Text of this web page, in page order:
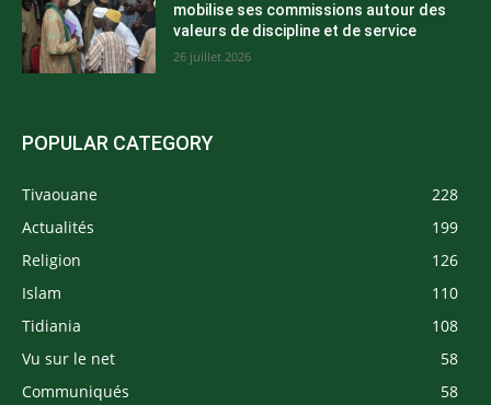
mobilise ses commissions autour des
valeurs de discipline et de service
26 juillet 2026
POPULAR CATEGORY
Tivaouane
228
Actualités
199
Religion
126
Islam
110
Tidiania
108
Vu sur le net
58
Communiqués
58